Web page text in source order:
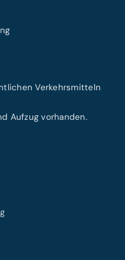
Verkehrsmitteln
Aufzug vorhanden.